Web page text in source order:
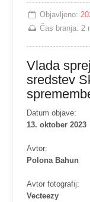
Objavljeno:
Čas branja: 2
Vlada
sredstev
Datum objave:
13. oktober 2023
Avtor:
Polona Bahun
Avtor fotografij:
Vecteezy